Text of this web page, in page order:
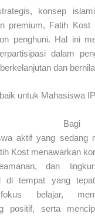
konsep
premium, Fatih Kost
penghuni. Hal ini
dalam
dan
untuk Mahasiswa
Bagi
aktif yang sedang
Kost menawarkan
dan
di tempat yang
belajar,
positif, serta